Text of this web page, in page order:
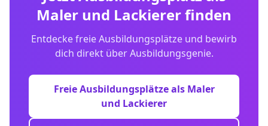
Maler und Lackiererfinden
Entdecke freie Ausbildungsplätze und bewirb
dich direkt über Ausbildungsgenie.
Freie Ausbildungsplätze als Maler
und Lackierer